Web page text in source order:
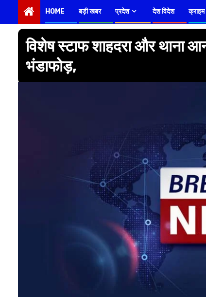
HOME बड़ी खबर प्रदेश देश विदेश क्राइम
विशेष स्टाफ शाहदरा और थाना
भंडाफोड़,